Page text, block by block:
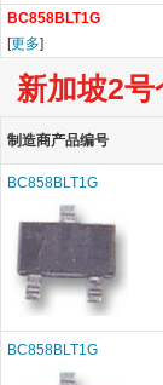
BC858BLT1G
[更多]
新加坡2号
制造商产品编号
BC858BLT1G
BC858BLT1G